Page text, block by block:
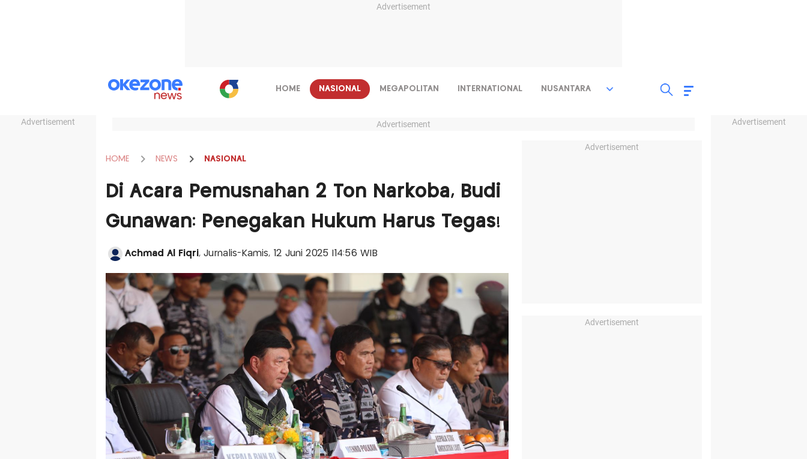
Advertisement
Advertisement Advertisement
HOME NASIONAL MEGAPOLITAN INTERNATIONAL NUSANTARA
Advertisement
HOME NEWS NASIONAL
Di Acara Pemusnahan 2 Ton Narkoba, Budi
Gunawan: Penegakan Hukum Harus Tegas!
Achmad Al Fiqri, Jurnalis-Kamis, 12 Juni 2025 |14:56 WIB
Advertisement
Advertisement